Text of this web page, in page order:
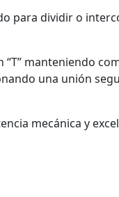
para dividir o
manteniendo
una unión
mecánica y